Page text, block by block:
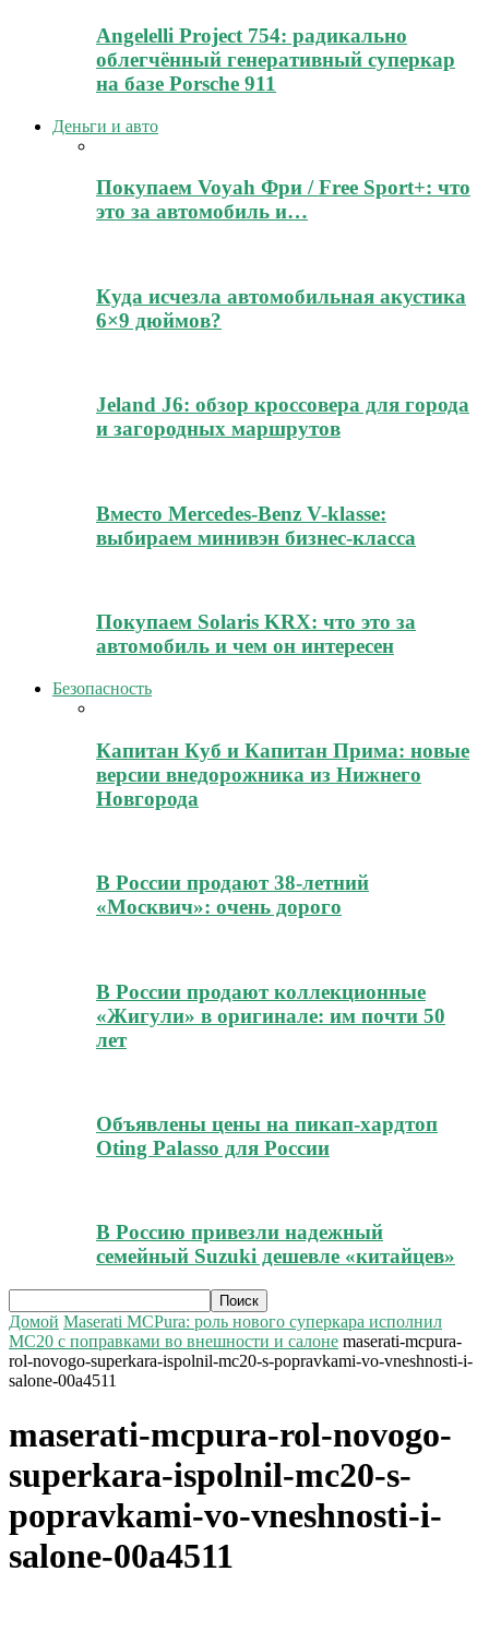
Angelelli Project 754: радикально
облегчённый генеративный суперкар
на базе Porsche 911
Деньги и авто
Покупаем Voyah Фри / Free Sport+: что
это за автомобиль и…
Куда исчезла автомобильная акустика
6×9 дюймов?
Jeland J6: обзор кроссовера для города
и загородных маршрутов
Вместо Mercedes-Benz V-klasse:
выбираем минивэн бизнес-класса
Покупаем Solaris KRX: что это за
автомобиль и чем он интересен
Безопасность
Капитан Куб и Капитан Прима: новые
версии внедорожника из Нижнего
Новгорода
В России продают 38-летний
«Москвич»: очень дорого
В России продают коллекционные
«Жигули» в оригинале: им почти 50
лет
Объявлены цены на пикап-хардтоп
Oting Palasso для России
В Россию привезли надежный
семейный Suzuki дешевле «китайцев»
Домой Maserati MCPura: роль нового суперкара исполнил
MC20 с поправками во внешности и салоне maserati-mcpura-
rol-novogo-superkara-ispolnil-mc20-s-popravkami-vo-vneshnosti-i-
salone-00a4511
maserati-mcpura-rol-novogo-
superkara-ispolnil-mc20-s-
popravkami-vo-vneshnosti-i-
salone-00a4511